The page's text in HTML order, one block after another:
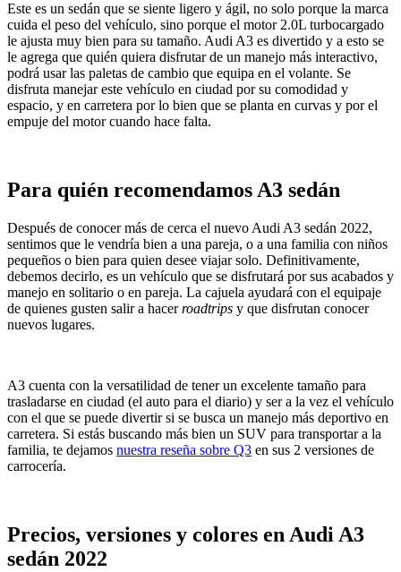
Este es un sedán que se siente ligero y ágil, no solo porque la marca
cuida el peso del vehículo, sino porque el motor 2.0L turbocargado
le ajusta muy bien para su tamaño. Audi A3 es divertido y a esto se
le agrega que quién quiera disfrutar de un manejo más interactivo,
podrá usar las paletas de cambio que equipa en el volante. Se
disfruta manejar este vehículo en ciudad por su comodidad y
espacio, y en carretera por lo bien que se planta en curvas y por el
empuje del motor cuando hace falta.
Para quién recomendamos A3 sedán
Después de conocer más de cerca el nuevo Audi A3 sedán 2022,
sentimos que le vendría bien a una pareja, o a una familia con niños
pequeños o bien para quien desee viajar solo. Definitivamente,
debemos decirlo, es un vehículo que se disfrutará por sus acabados y
manejo en solitario o en pareja. La cajuela ayudará con el equipaje
de quienes gusten salir a hacerroadtrips y que disfrutan conocer
nuevos lugares.
A3 cuenta con la versatilidad de tener un excelente tamaño para
trasladarse en ciudad (el auto para el diario) y ser a la vez el vehículo
con el que se puede divertir si se busca un manejo más deportivo en
carretera. Si estás buscando más bien un SUV para transportar a la
familia, te dejamos nuestra reseña sobre Q3 en sus 2 versiones de
carrocería.
Precios, versiones y colores en Audi A3
sedán 2022